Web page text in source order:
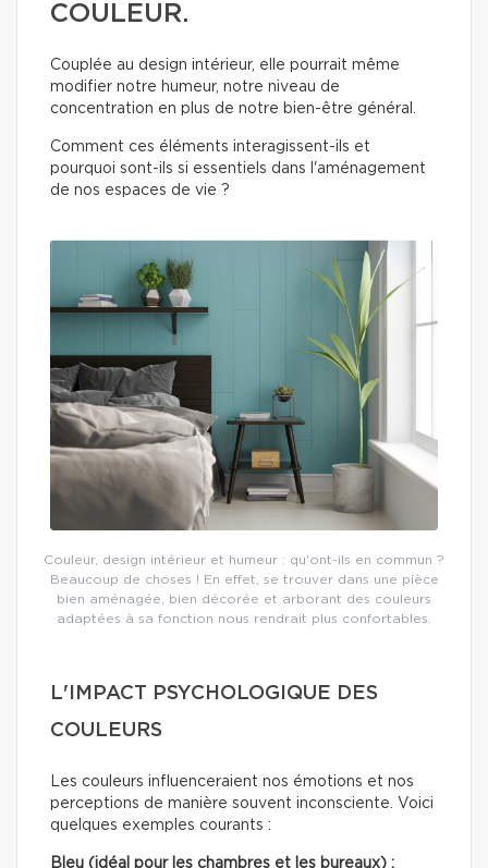
COULEUR.
Couplée au design intérieur, elle pourrait même
modifier notre humeur, notre niveau de
concentration en plus de notre bien-être général.
Comment ces éléments interagissent-ils et
pourquoi sont-ils si essentiels dans l'aménagement
de nos espaces de vie ?
Couleur, design intérieur et humeur : qu'ont-ils en commun ?
Beaucoup de choses ! En effet, se trouver dans une pièce
bien aménagée, bien décorée et arborant des couleurs
adaptées à sa fonction nous rendrait plus confortables.
L'IMPACT PSYCHOLOGIQUE DES
COULEURS
Les couleurs influenceraient nos émotions et nos
perceptions de manière souvent inconsciente. Voici
quelques exemples courants :
Bleu (idéal pour les chambres et les bureaux) :